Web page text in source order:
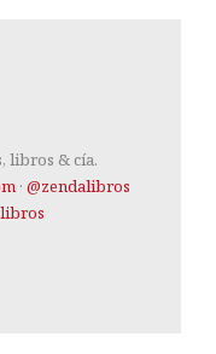
libros & cía.
· @zendalibros